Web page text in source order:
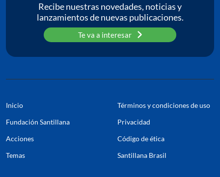
Recibe nuestras novedades, noticias y
lanzamientos de nuevas publicaciones.
Te va a interesar
Inicio
Fundación Santillana
Acciones
Temas
Términos y condiciones de uso
Privacidad
Código de ética
Santillana Brasil